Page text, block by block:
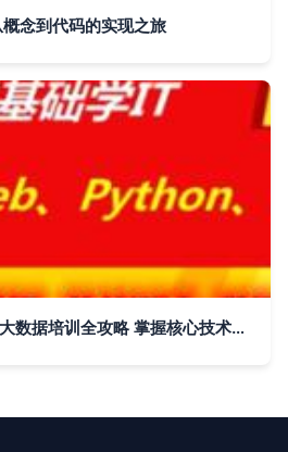
念到代码的实现之旅
临沂计算机软件开发与大数据培训全攻略 掌握核心技术，开启职业新篇章